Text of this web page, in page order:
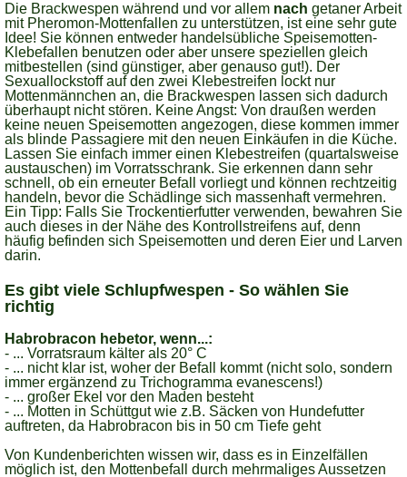
Die Brackwespen während und vor allem nach getaner Arbeit
mit Pheromon-Mottenfallen zu unterstützen, ist eine sehr gute
Idee! Sie können entweder handelsübliche Speisemotten-
Klebefallen benutzen oder aber unsere speziellen gleich
mitbestellen (sind günstiger, aber genauso gut!). Der
Sexuallockstoff auf den zwei Klebestreifen lockt nur
Mottenmännchen an, die Brackwespen lassen sich dadurch
überhaupt nicht stören. Keine Angst: Von draußen werden
keine neuen Speisemotten angezogen, diese kommen immer
als blinde Passagiere mit den neuen Einkäufen in die Küche.
Lassen Sie einfach immer einen Klebestreifen (quartalsweise
austauschen) im Vorratsschrank. Sie erkennen dann sehr
schnell, ob ein erneuter Befall vorliegt und können rechtzeitig
handeln, bevor die Schädlinge sich massenhaft vermehren.
Ein Tipp: Falls Sie Trockentierfutter verwenden, bewahren Sie
auch dieses in der Nähe des Kontrollstreifens auf, denn
häufig befinden sich Speisemotten und deren Eier und Larven
darin.
Es gibt viele Schlupfwespen - So wählen Sie
richtig
Habrobracon hebetor, wenn...:
- ... Vorratsraum kälter als 20° C
- ... nicht klar ist, woher der Befall kommt (nicht solo, sondern
immer ergänzend zu Trichogramma evanescens!)
- ... großer Ekel vor den Maden besteht
- ... Motten in Schüttgut wie z.B. Säcken von Hundefutter
auftreten, da Habrobracon bis in 50 cm Tiefe geht
Von Kundenberichten wissen wir, dass es in Einzelfällen
möglich ist, den Mottenbefall durch mehrmaliges Aussetzen